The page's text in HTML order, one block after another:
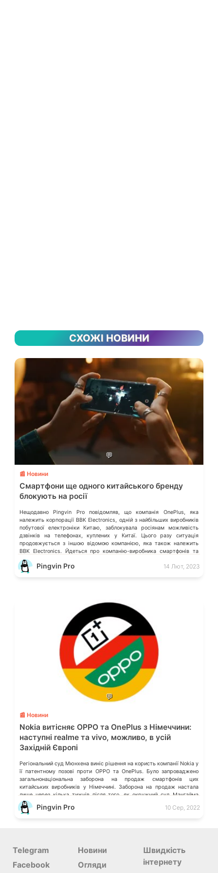
СХОЖІ НОВИНИ
💬
📰 Новини
Смартфони ще одного китайського бренду
блокують на росії
Нещодавно Pingvin Pro повідомляв, що компанія OnePlus, яка
належить корпорації BBK Electronics, одній з найбільших виробників
побутової електроніки Китаю, заблокувала росіянам можливість
дзвінків на телефонах, куплених у Китаї. Цього разу ситуація
продовжується з іншою відомою компанією, яка також належить
BBK Electronics. Йдеться про компанію-виробника смартфонів та
іншої техніки – realme. Наразі повідомляють про проблеми в моделях
[…]
Pingvin Pro 14 Лют, 2023
💬
📰 Новини
Nokia витісняє OPPO та OnePlus з Німеччини:
наступні realme та vivo, можливо, в усій
Західній Європі
Регіональний суд Мюнхена виніс рішення на користь компанії Nokia у
її патентному позові проти OPPO та OnePlus. Було запроваджено
загальнонаціональна заборона на продаж смартфонів цих
китайських виробників у Німеччині. Заборона на продаж настала
лише через кілька тижнів після того, як окружний суд Мангайма
виніс рішення на користь фінського гіганта, зобовʼязавши обидві
сторони досягти мирової угоди. […]
Pingvin Pro 10 Сер, 2022
Telegram
Facebook
Новини
Огляди
Швидкість
інтернету